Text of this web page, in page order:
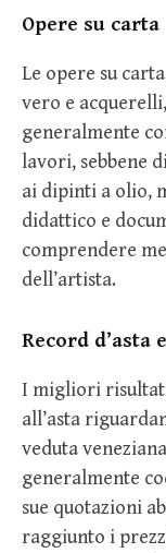
Opere su carta
Le opere su
vero e
generalmente
lavori, sebbene
ai dipinti a olio,
didattico e
comprendere
dell’artista.
Record
I migliori
all’asta
veduta
generalmente
sue quotazioni
raggiunto i